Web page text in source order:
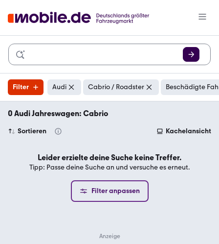
Filter Audi Cabrio / Roadster Beschädigte
0 Audi Jahreswagen: Cabrio
Sortieren Kachelansicht
Leider erzielte deine Suche keine Treffer.
Tipp: Passe deine Suche an und versuche es erneut.
Filter anpassen